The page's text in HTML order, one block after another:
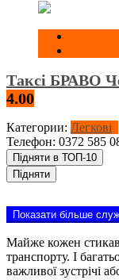
Таксі БРАВО
4.00
Категории: Легкові
Телефон: 0372 585
Підняти в ТОП-10
Підняти
Показати більше
Майже кожен
транспорту. І
важливої зустрічі